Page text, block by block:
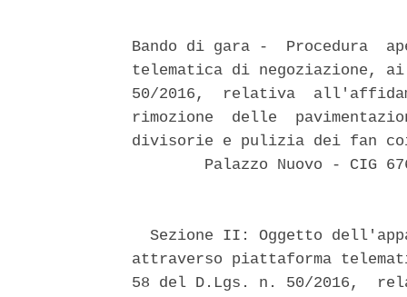
Bando di gara -  Procedura
telematica di
50/2016,  relativa
rimozione  delle
divisorie e pulizia dei fan
Palazzo Nuovo - CIG
Sezione II: Oggetto
attraverso piattaforma
58 del D.Lgs. n. 50/2016,